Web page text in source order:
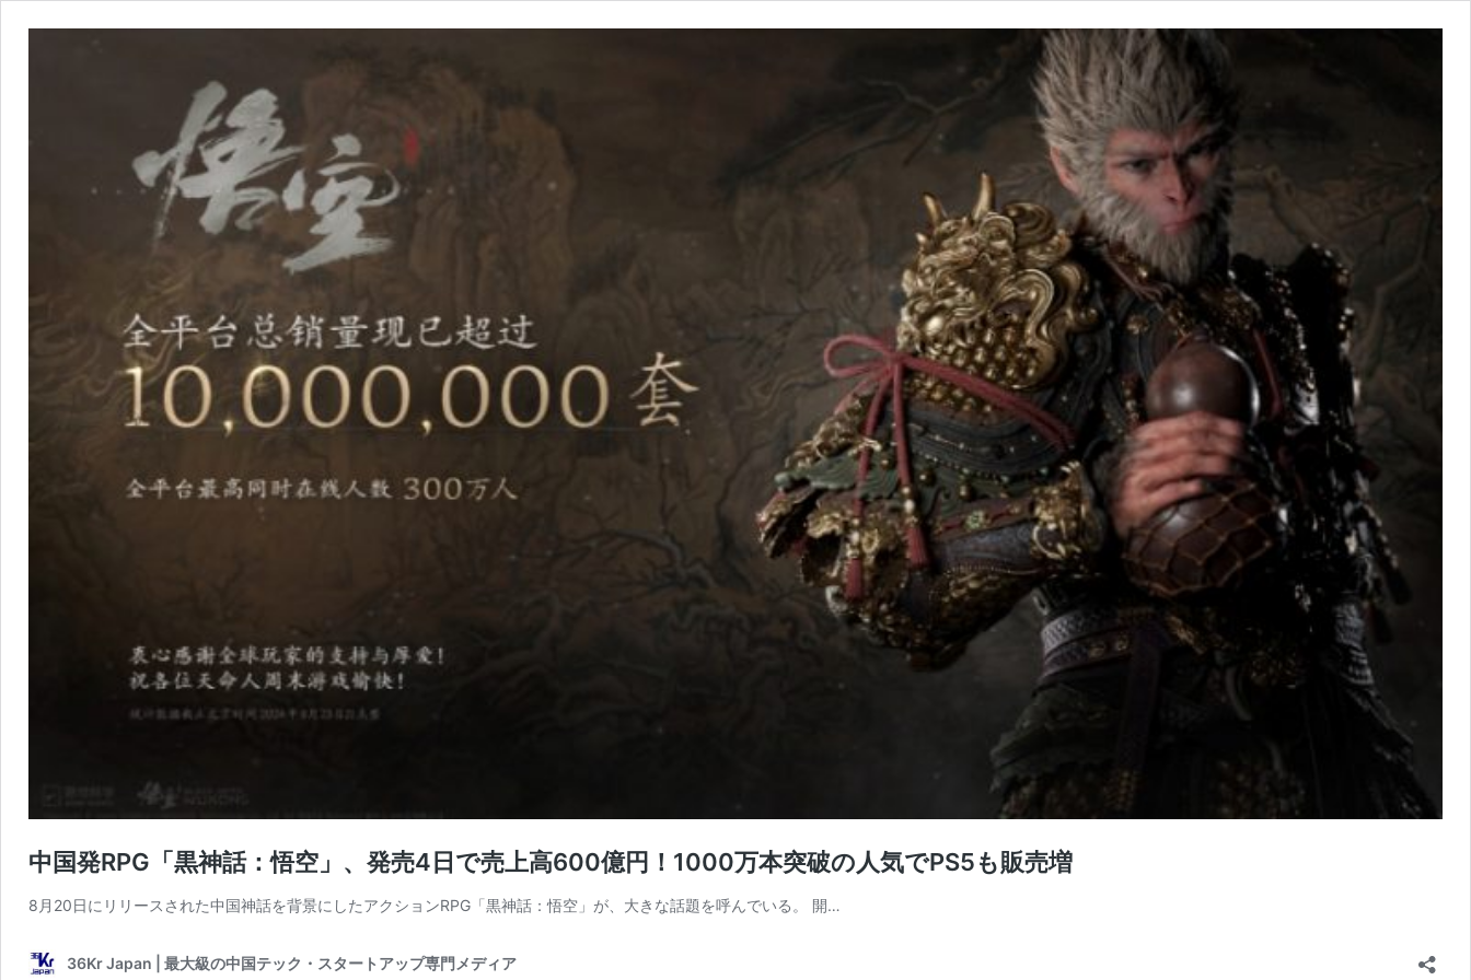
中国発RPG「黒神話：悟空」、発売4日で売上高600億円！1000万本突破の人気でPS5も販売増
8月20日にリリースされた中国神話を背景にしたアクションRPG「黒神話：悟空」が、大きな話題を呼んでいる。 開…
36Kr Japan | 最大級の中国テック・スタートアップ専門メディア